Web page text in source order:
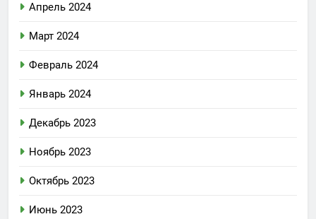
Апрель 2024
Март 2024
Февраль 2024
Январь 2024
Декабрь 2023
Ноябрь 2023
Октябрь 2023
Июнь 2023